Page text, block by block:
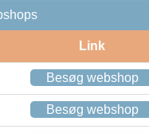
Link
Besøg webshop
Besøg webshop